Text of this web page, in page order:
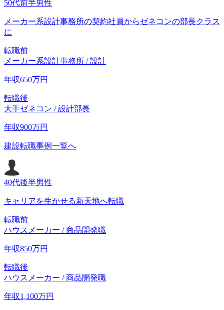
50代前半男性
メーカー系設計事務所の契約社員からゼネコンの部長クラス
に
転職前
メーカー系設計事務所 / 設計
年収650万円
転職後
大手ゼネコン / 設計部長
年収900万円
建設転職事例一覧へ
40代後半男性
キャリアを生かせる新天地へ転職
転職前
ハウスメーカー / 商品開発職
年収850万円
転職後
ハウスメーカー / 商品開発職
年収1,100万円